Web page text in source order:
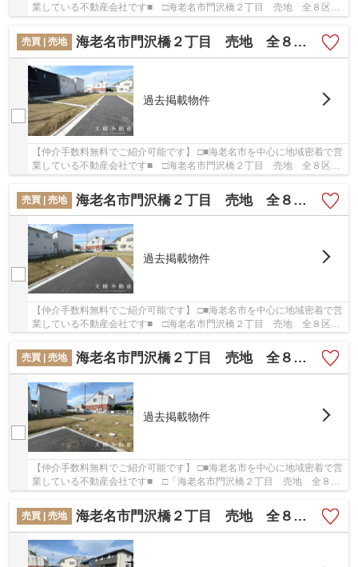
業している不動産会社です■ □海老名市門沢橋２丁目 売地 全８区
売買 | 売地
海老名市門沢橋２丁目 売地 全８区画 【仲介手数料無料】
過去掲載物件
【仲介手数料無料でご紹介可能です】 □■海老名市を中心に地域密着で営
業している不動産会社です■ □海老名市門沢橋２丁目 売地 全８区
画 【仲介手数料無料】の詳しい情報。土地の購...
売買 | 売地
海老名市門沢橋２丁目 売地 全８区画 【仲介手数料無料】
過去掲載物件
【仲介手数料無料でご紹介可能です】 □■海老名市を中心に地域密着で営
業している不動産会社です■ □海老名市門沢橋２丁目 売地 全８区
売買 | 売地
海老名市門沢橋２丁目 売地 全８区画 【仲介手数料無料】
過去掲載物件
【仲介手数料無料でご紹介可能です】 □■海老名市を中心に地域密着で営
業している不動産会社です■ □「海老名市門沢橋２丁目 売地 全８区
売買 | 売地
海老名市門沢橋２丁目 売地 全８区画 【仲介手数料無料】